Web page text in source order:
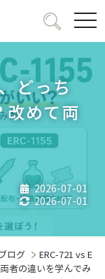
どっち
改めて両
2026-07-01
2026-07-01
ログ
ERC-721 vs E
者の違いを学んでみ